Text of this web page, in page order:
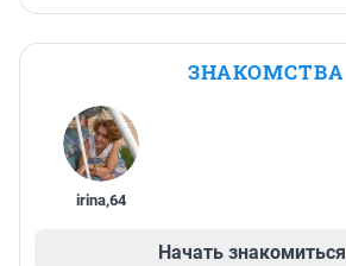
ЗНАКОМСТВА
irina,64
Начать знакомиться